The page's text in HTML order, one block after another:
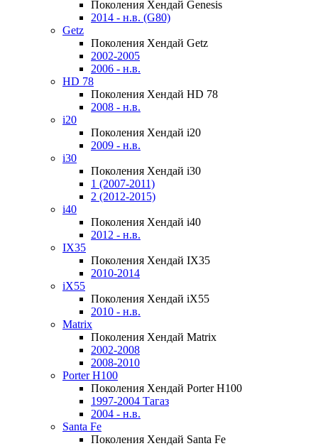
Поколения Хендай Genesis
2014 - н.в. (G80)
Getz
Поколения Хендай Getz
2002-2005
2006 - н.в.
HD 78
Поколения Хендай HD 78
2008 - н.в.
i20
Поколения Хендай i20
2009 - н.в.
i30
Поколения Хендай i30
1 (2007-2011)
2 (2012-2015)
i40
Поколения Хендай i40
2012 - н.в.
IX35
Поколения Хендай IX35
2010-2014
iX55
Поколения Хендай iX55
2010 - н.в.
Matrix
Поколения Хендай Matrix
2002-2008
2008-2010
Porter H100
Поколения Хендай Porter H100
1997-2004 Тагаз
2004 - н.в.
Santa Fe
Поколения Хендай Santa Fe